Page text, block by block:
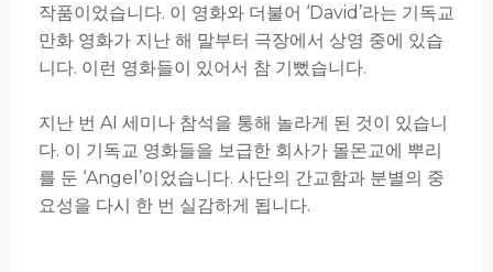
작품이었습니다. 이 영화와 더불어 ‘David’라는 기독교
만화 영화가 지난 해 말부터 극장에서 상영 중에 있습
니다. 이런 영화들이 있어서 참 기뻤습니다.
지난 번 AI 세미나 참석을 통해 놀라게 된 것이 있습니
다. 이 기독교 영화들을 보급한 회사가 몰몬교에 뿌리
를 둔 ‘Angel’이었습니다. 사단의 간교함과 분별의 중
요성을 다시 한 번 실감하게 됩니다.